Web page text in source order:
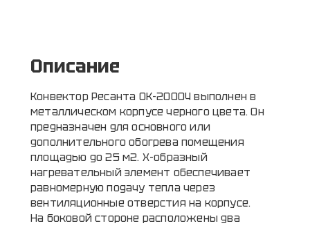
Описание
Конвектор Ресанта ОК-2000Ч выполнен в
металлическом корпусе черного цвета. Он
предназначен для основного или
дополнительного обогрева помещения
площадью до 25 м2. X-образный
нагревательный элемент обеспечивает
равномерную подачу тепла через
вентиляционные отверстия на корпусе.
На боковой стороне расположены два